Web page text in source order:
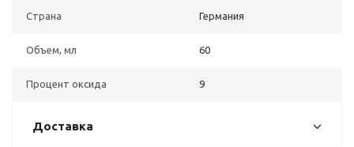
Страна Германия
Объем, мл 60
Процент оксида 9
Доставка